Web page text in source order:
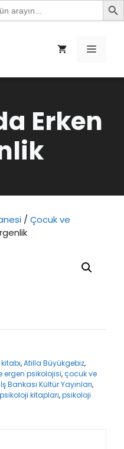
Menü
Erken
/ Çocuk ve
,Atilla Büyükgebiz,
ergen psikolojisi,çocuk ve
İş Bankası Kültür Yayınları,
psikoloji kitapları,psikoloji